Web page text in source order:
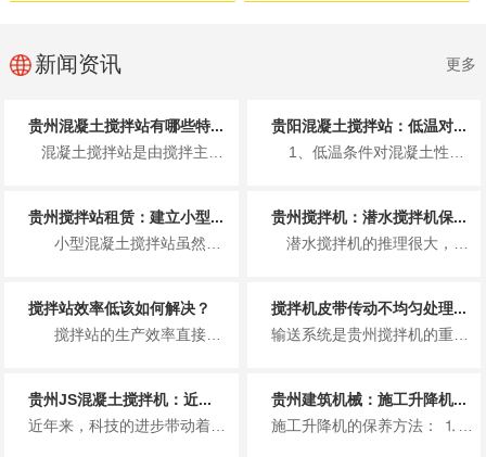
新闻资讯 更多
贵州混凝土搅拌站有哪些特...
混凝土搅拌站是由搅拌主机、物料称量系统、物料输送系统、物料贮存系统、控制系统五大组成系统和其他...
贵阳混凝土搅拌站：低温对...
1、低温条件对混凝土性能的影响 （1）低温条件对混凝土早期...
贵州搅拌站租赁：建立小型...
小型混凝土搅拌站虽然占地面积不大，生产效率也不是十分高，但是在建立小型混凝土搅...
贵州搅拌机：潜水搅拌机保...
潜水搅拌机的推理很大，使用寿命也长，从而主要被用于污水处理厂这一方面，但是质量再好的搅拌机也需要做好定期的维修保养工作...
搅拌站效率低该如何解决？
搅拌站的生产效率直接决定了单位时间内，混凝土的生产量。同样的时间内，生产的混凝...
搅拌机皮带传动不均匀处理...
输送系统是贵州搅拌机的重要组成部分。如果传送带输送的骨料不均匀，则称骨料体积积聚在传送带上，导致传送带松动或传送带上的聚...
贵州JS混凝土搅拌机：近...
近年来，科技的进步带动着国内的混凝土搅拌机行业的突飞猛进的发展，在改政策之前，我国建设工地的混凝土大都是现场搅拌，使用的...
贵州建筑机械：施工升降机...
施工升降机的保养方法： ⒈每月保养 升降台保养时人员进入升降台内部工作，须吊住升降机防止升降台突然下降而导致人员伤亡...